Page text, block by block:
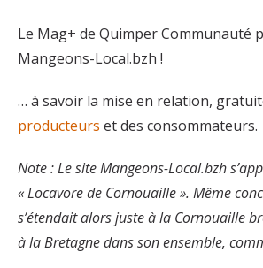
Le Mag+ de Quimper Communauté
Mangeons-Local.bzh !
… à savoir la mise en relation,
producteurs et des consommateurs.
Note : Le site Mangeons-Local.bzh
« Locavore de Cornouaille ». Même
s’étendait alors juste à la Cornouaille
à la Bretagne dans son ensemble,